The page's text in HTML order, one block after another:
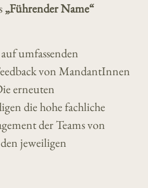
„Führender Name“
umfassenden
von MandantInnen
erneuten
die hohe fachliche
der Teams von
jeweiligen